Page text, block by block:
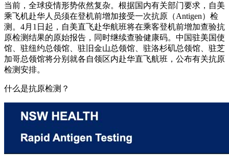
当前，全球疫情形势依然复杂。根据国内有关部门要求，自美
乘飞机赴华人员须在登机前增加接受一次抗原（Antigen）检
测。4月1日起，自美直飞赴华航班将在乘客登机前增加查验抗
原检测结果的原始报告，同时继续查验健康码。中国驻美国使
馆、驻纽约总领馆、驻旧金山总领馆、驻洛杉矶总领馆、驻芝
加哥总领馆将分别就各自领区内赴华直飞航班，公布有关抗原
检测安排。
什么是抗原检测？